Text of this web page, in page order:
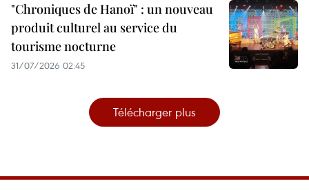
"Chroniques de Hanoï" : un nouveau
produit culturel au service du
tourisme nocturne
31/07/2026 02:45
Télécharger plus